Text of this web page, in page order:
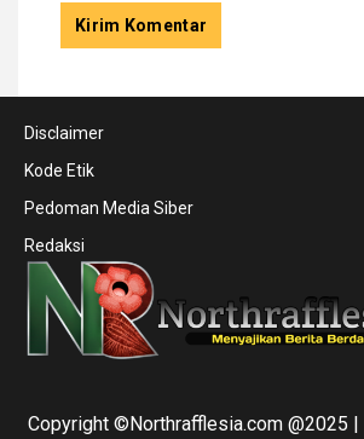
Disclaimer
Kode Etik
Pedoman Media Siber
Redaksi
Copyright ©Northrafflesia.com @2025 |